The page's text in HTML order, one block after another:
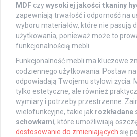
MDF czywysokiej jakości tkaniny
zapewniają trwałość i odporność na
wyboru materiałów, które nie pasują
użytkowania, ponieważ może to
funkcjonalnością mebli.
Funkcjonalność mebli ma kluczowe
codziennego użytkowania. Postaw
odpowiadają Twojemu stylowi życia.
tylko estetyczne, ale również
wymiary i potrzeby przestrzenne.
wielofunkcyjne, takie jak rozkładane
schowkami, które umożliwiają
dostosowanie do zmieniających się